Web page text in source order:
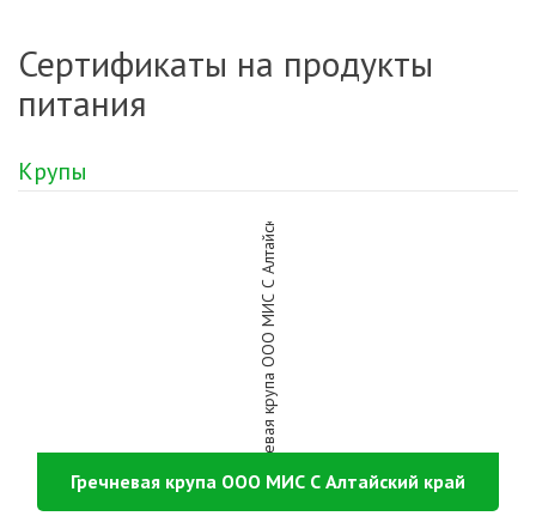
Сертификаты на продукты
питания
Крупы
Гречневая крупа ООО МИС С Алтайский край